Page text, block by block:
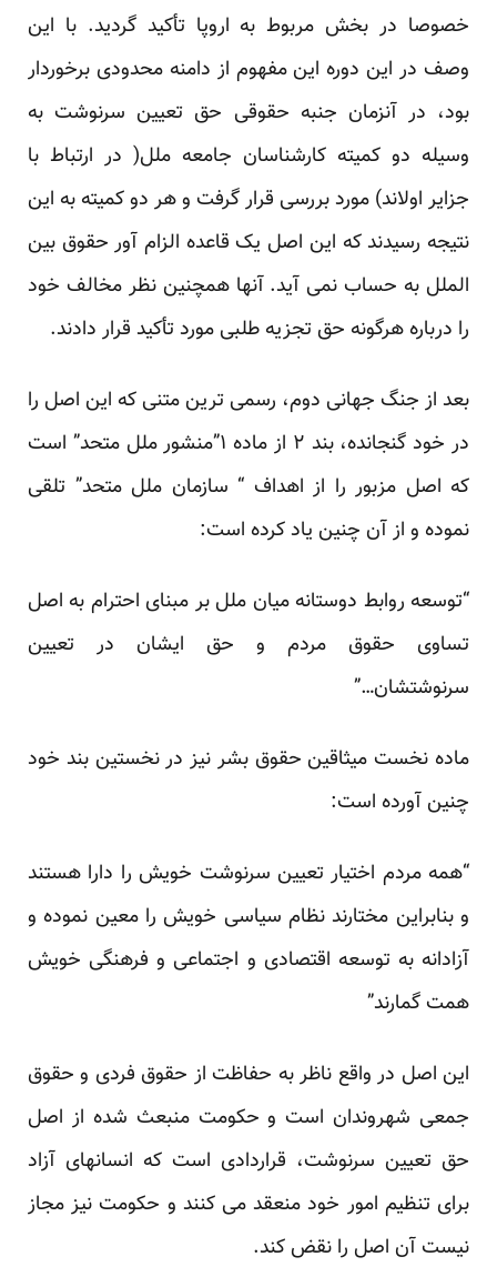
خصوصا در بخش مربوط به اروپا تأکید گردید. با این
وصف در این دوره این مفهوم از دامنه محدودی برخوردار
بود، در آنزمان جنبه حقوقی حق تعیین سرنوشت به
وسیله دو کمیته کارشناسان جامعه ملل( در ارتباط با
جزایر اولاند) مورد بررسی قرار گرفت و هر دو کمیته به این
نتیجه رسیدند که این اصل یک قاعده الزام آور حقوق بین
الملل به حساب نمی آید. آنها همچنین نظر مخالف خود
را درباره هرگونه حق تجزیه طلبی مورد تأکید قرار دادند.
بعد از جنگ جهانی دوم، رسمی ترین متنی که این اصل را
در خود گنجانده، بند ۲ از ماده ۱”منشور ملل متحد” است
که اصل مزبور را از اهداف “ سازمان ملل متحد” تلقی
نموده و از آن چنین یاد کرده است:
“توسعه روابط دوستانه میان ملل بر مبنای احترام به اصل
تساوی حقوق مردم و حق ایشان در تعیین
سرنوشتشان…”
ماده نخست میثاقین حقوق بشر نیز در نخستین بند خود
چنین آورده است:
“همه مردم اختیار تعیین سرنوشت خویش را دارا هستند
و بنابراین مختارند نظام سیاسی خویش را معین نموده و
آزادانه به توسعه اقتصادی و اجتماعی و فرهنگی خویش
همت گمارند”
این اصل در واقع ناظر به حفاظت از حقوق فردی و حقوق
جمعی شهروندان است و حکومت منبعث شده از اصل
حق تعیین سرنوشت، قراردادی است که انسانهای آزاد
برای تنظیم امور خود منعقد می کنند و حکومت نیز مجاز
نیست آن اصل را نقض کند.